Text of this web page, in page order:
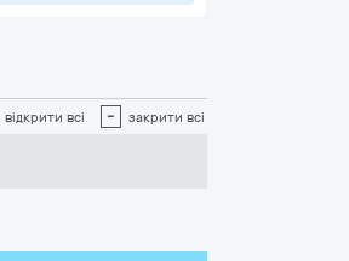
відкрити всі - закрити всі